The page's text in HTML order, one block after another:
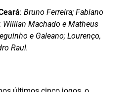
: Bruno Ferreira; Fabiano
Willian Machado e Matheus
e Galeano; Lourenço,
Raul.